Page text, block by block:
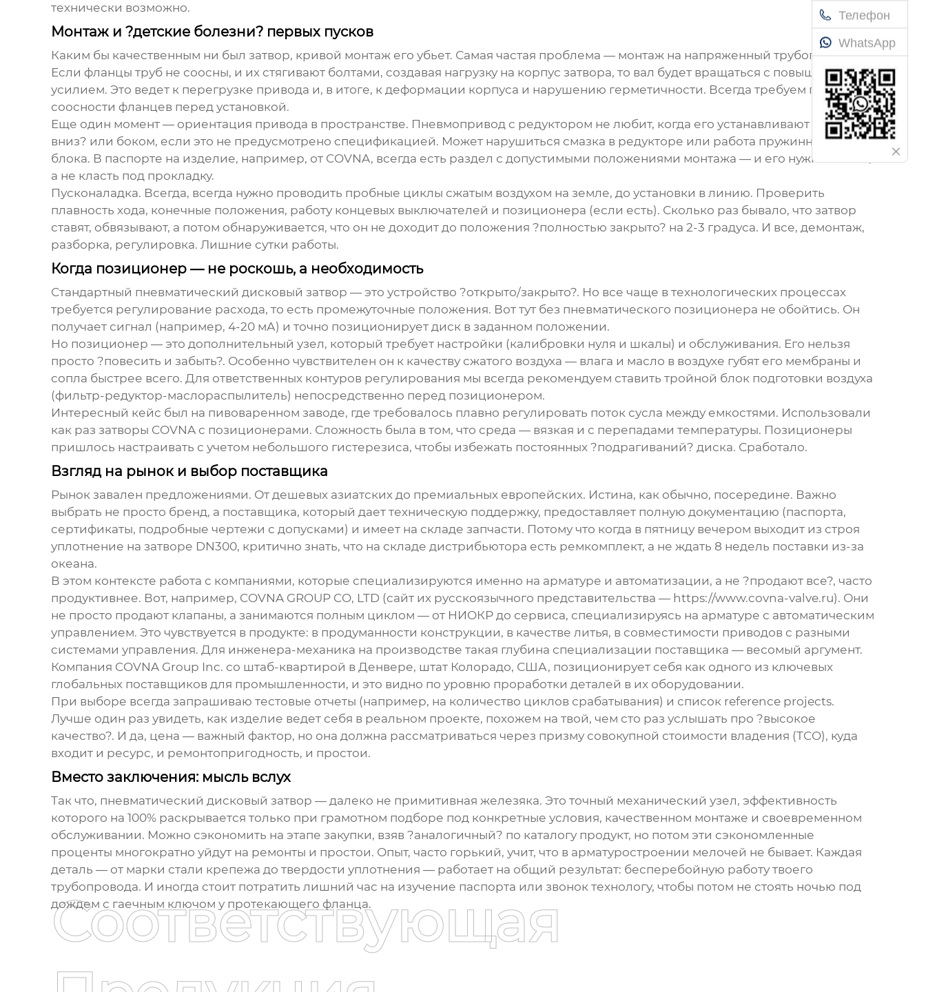
Телефон
WhatsApp
технически возможно.
Монтаж и ?детские болезни? первых пусков
Каким бы качественным ни был затвор, кривой монтаж его убьет. Самая частая проблема — монтаж на напряженный трубопровод.
Если фланцы труб не соосны, и их стягивают болтами, создавая нагрузку на корпус затвора, то вал будет вращаться с повышенным
усилием. Это ведет к перегрузке привода и, в итоге, к деформации корпуса и нарушению герметичности. Всегда требуем проверку
соосности фланцев перед установкой.
Еще один момент — ориентация привода в пространстве. Пневмопривод с редуктором не любит, когда его устанавливают ?головой
вниз? или боком, если это не предусмотрено спецификацией. Может нарушиться смазка в редукторе или работа пружинного
блока. В паспорте на изделие, например, от COVNA, всегда есть раздел с допустимыми положениями монтажа — и его нужно читать,
а не класть под прокладку.
Пусконаладка. Всегда, всегда нужно проводить пробные циклы сжатым воздухом на земле, до установки в линию. Проверить
плавность хода, конечные положения, работу концевых выключателей и позиционера (если есть). Сколько раз бывало, что затвор
ставят, обвязывают, а потом обнаруживается, что он не доходит до положения ?полностью закрыто? на 2-3 градуса. И все, демонтаж,
разборка, регулировка. Лишние сутки работы.
Когда позиционер — не роскошь, а необходимость
Стандартный пневматический дисковый затвор — это устройство ?открыто/закрыто?. Но все чаще в технологических процессах
требуется регулирование расхода, то есть промежуточные положения. Вот тут без пневматического позиционера не обойтись. Он
получает сигнал (например, 4-20 мА) и точно позиционирует диск в заданном положении.
Но позиционер — это дополнительный узел, который требует настройки (калибровки нуля и шкалы) и обслуживания. Его нельзя
просто ?повесить и забыть?. Особенно чувствителен он к качеству сжатого воздуха — влага и масло в воздухе губят его мембраны и
сопла быстрее всего. Для ответственных контуров регулирования мы всегда рекомендуем ставить тройной блок подготовки воздуха
(фильтр-редуктор-маслораспылитель) непосредственно перед позиционером.
Интересный кейс был на пивоваренном заводе, где требовалось плавно регулировать поток сусла между емкостями. Использовали
как раз затворы COVNA с позиционерами. Сложность была в том, что среда — вязкая и с перепадами температуры. Позиционеры
пришлось настраивать с учетом небольшого гистерезиса, чтобы избежать постоянных ?подрагиваний? диска. Сработало.
Взгляд на рынок и выбор поставщика
Рынок завален предложениями. От дешевых азиатских до премиальных европейских. Истина, как обычно, посередине. Важно
выбрать не просто бренд, а поставщика, который дает техническую поддержку, предоставляет полную документацию (паспорта,
сертификаты, подробные чертежи с допусками) и имеет на складе запчасти. Потому что когда в пятницу вечером выходит из строя
уплотнение на затворе DN300, критично знать, что на складе дистрибьютора есть ремкомплект, а не ждать 8 недель поставки из-за
океана.
В этом контексте работа с компаниями, которые специализируются именно на арматуре и автоматизации, а не ?продают все?, часто
продуктивнее. Вот, например, COVNA GROUP CO, LTD (сайт их русскоязычного представительства — https://www.covna-valve.ru). Они
не просто продают клапаны, а занимаются полным циклом — от НИОКР до сервиса, специализируясь на арматуре с автоматическим
управлением. Это чувствуется в продукте: в продуманности конструкции, в качестве литья, в совместимости приводов с разными
системами управления. Для инженера-механика на производстве такая глубина специализации поставщика — весомый аргумент.
Компания COVNA Group Inc. со штаб-квартирой в Денвере, штат Колорадо, США, позиционирует себя как одного из ключевых
глобальных поставщиков для промышленности, и это видно по уровню проработки деталей в их оборудовании.
При выборе всегда запрашиваю тестовые отчеты (например, на количество циклов срабатывания) и список reference projects.
Лучше один раз увидеть, как изделие ведет себя в реальном проекте, похожем на твой, чем сто раз услышать про ?высокое
качество?. И да, цена — важный фактор, но она должна рассматриваться через призму совокупной стоимости владения (TCO), куда
входит и ресурс, и ремонтопригодность, и простои.
Вместо заключения: мысль вслух
Так что, пневматический дисковый затвор — далеко не примитивная железяка. Это точный механический узел, эффективность
которого на 100% раскрывается только при грамотном подборе под конкретные условия, качественном монтаже и своевременном
обслуживании. Можно сэкономить на этапе закупки, взяв ?аналогичный? по каталогу продукт, но потом эти сэкономленные
проценты многократно уйдут на ремонты и простои. Опыт, часто горький, учит, что в арматуростроении мелочей не бывает. Каждая
деталь — от марки стали крепежа до твердости уплотнения — работает на общий результат: бесперебойную работу твоего
трубопровода. И иногда стоит потратить лишний час на изучение паспорта или звонок технологу, чтобы потом не стоять ночью под
дождем с гаечным ключом у протекающего фланца.
Соответствующая